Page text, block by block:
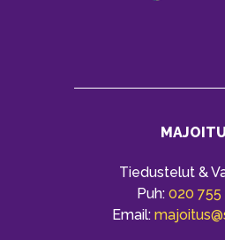
Tiedustelut &
Puh: 020 755
Email: